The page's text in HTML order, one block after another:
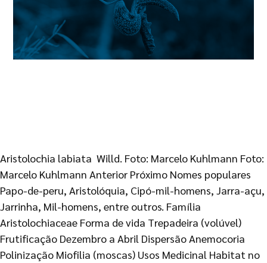
Aristolochia labiata Willd. Foto: Marcelo Kuhlmann Foto:
Marcelo Kuhlmann Anterior Próximo Nomes populares
Papo-de-peru, Aristolóquia, Cipó-mil-homens, Jarra-açu,
Jarrinha, Mil-homens, entre outros. Família
Aristolochiaceae Forma de vida Trepadeira (volúvel)
Frutificação Dezembro a Abril Dispersão Anemocoria
Polinização Miofilia (moscas) Usos Medicinal Habitat no